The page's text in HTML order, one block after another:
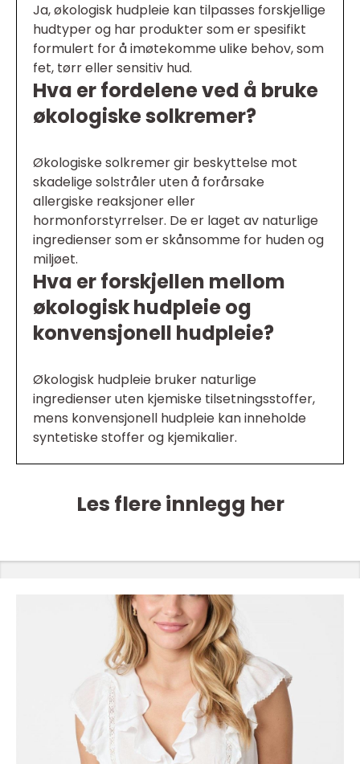
Ja, økologisk hudpleie kan tilpasses forskjellige
hudtyper og har produkter som er spesifikt
formulert for å imøtekomme ulike behov, som
fet, tørr eller sensitiv hud.
Hva er fordelene ved å bruke
økologiske solkremer?
Økologiske solkremer gir beskyttelse mot
skadelige solstråler uten å forårsake
allergiske reaksjoner eller
hormonforstyrrelser. De er laget av naturlige
ingredienser som er skånsomme for huden og
miljøet.
Hva er forskjellen mellom
økologisk hudpleie og
konvensjonell hudpleie?
Økologisk hudpleie bruker naturlige
ingredienser uten kjemiske tilsetningsstoffer,
mens konvensjonell hudpleie kan inneholde
syntetiske stoffer og kjemikalier.
Les flere innlegg her